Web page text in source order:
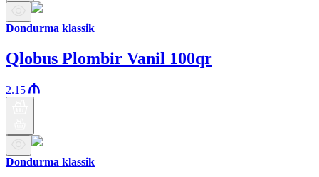
Dondurma klassik
Qlobus Plombir Vanil 100qr
2.15
Dondurma klassik